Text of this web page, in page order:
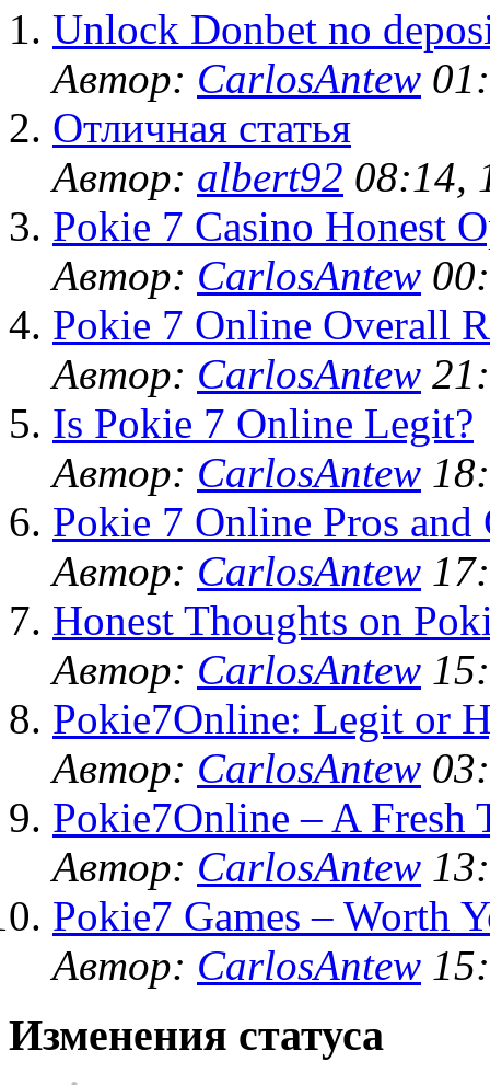
Unlock Donbet no
Автор: CarlosAntew
Отличная статья
Автор: albert92 08:14,
Pokie 7 Casino Honest
Автор: CarlosAntew
Pokie 7 Online Overall
Автор: CarlosAntew
Is Pokie 7 Online Legit?
Автор: CarlosAntew
Pokie 7 Online Pros and
Автор: CarlosAntew
Honest Thoughts on
Автор: CarlosAntew
Pokie7Online: Legit or
Автор: CarlosAntew
Pokie7Online – A Fresh
Автор: CarlosAntew
Pokie7 Games – Worth
Автор: CarlosAntew
Изменения статуса